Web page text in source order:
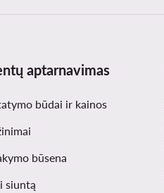
aptarnavimas
būdai ir kainos
būsena
siuntą